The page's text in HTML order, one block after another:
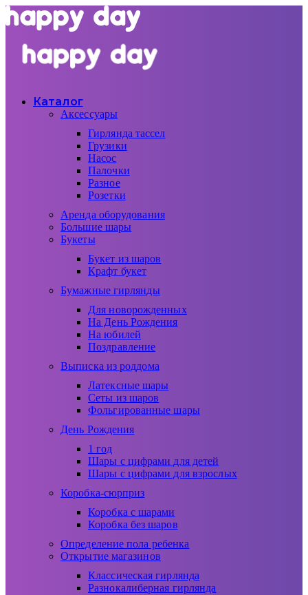
Каталог
Аксессуары
Гирлянда тассел
Грузики
Насос
Палочки
Разное
Розетки
Аренда оборудования
Большие шары
Букеты
Букет из шаров
Крафт букет
Бумажные гирлянды
Для новорожденных
На День Рождения
На юбилей
Поздравление
Выписка из роддома
Латексные шары
Сеты из шаров
Фольгированные шары
День Рождения
1 год
Шары с цифрами для детей
Шары с цифрами для взрослых
Коробка-сюрприз
Коробка с шарами
Коробка без шаров
Определение пола ребенка
Открытие магазинов
Классическая гирлянда
Разнокалиберная гирлянда